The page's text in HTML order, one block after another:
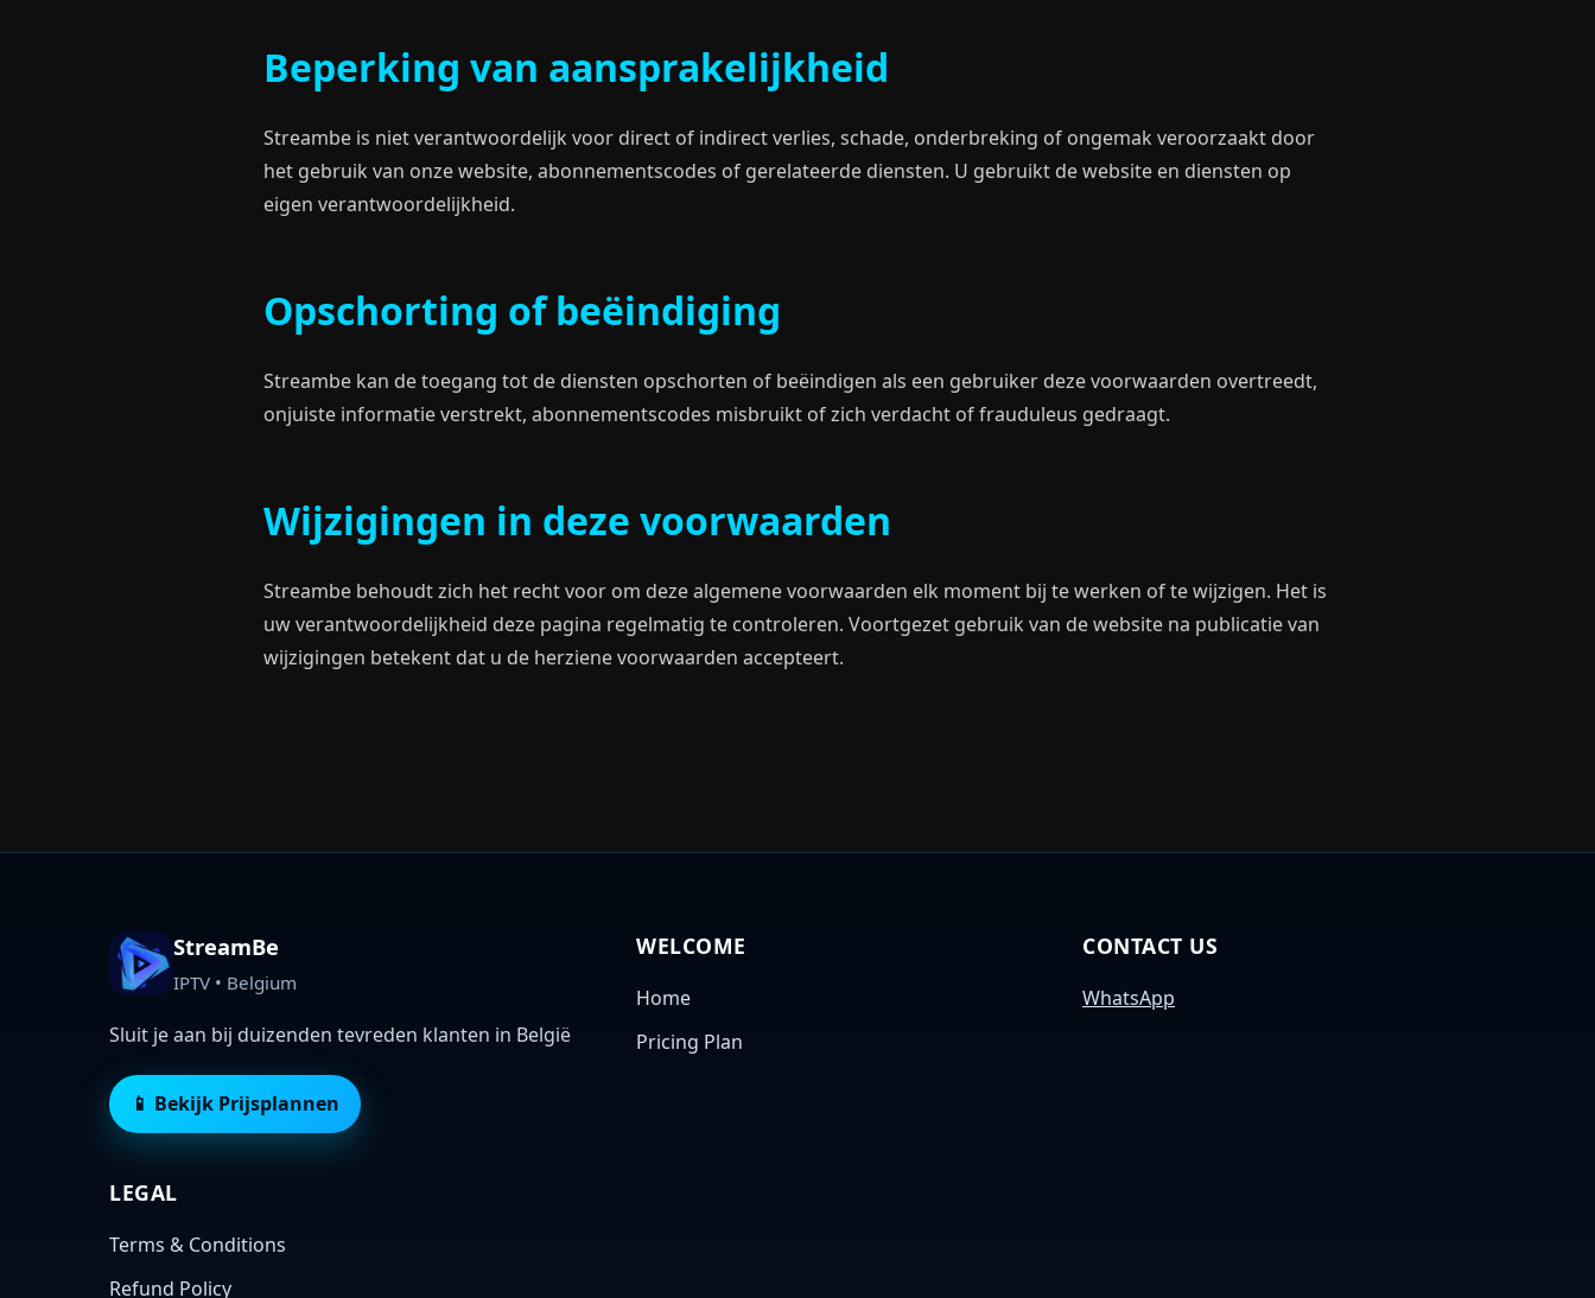
Beperking van aansprakelijkheid
Streambe is niet verantwoordelijk voor direct of indirect verlies, schade, onderbreking of ongemak veroorzaakt door
het gebruik van onze website, abonnementscodes of gerelateerde diensten. U gebruikt de website en diensten op
eigen verantwoordelijkheid.
Opschorting of beëindiging
Streambe kan de toegang tot de diensten opschorten of beëindigen als een gebruiker deze voorwaarden overtreedt,
onjuiste informatie verstrekt, abonnementscodes misbruikt of zich verdacht of frauduleus gedraagt.
Wijzigingen in deze voorwaarden
Streambe behoudt zich het recht voor om deze algemene voorwaarden elk moment bij te werken of te wijzigen. Het is
uw verantwoordelijkheid deze pagina regelmatig te controleren. Voortgezet gebruik van de website na publicatie van
wijzigingen betekent dat u de herziene voorwaarden accepteert.
StreamBe
IPTV • Belgium
Sluit je aan bij duizenden tevreden klanten in België
📱 Bekijk Prijsplannen
WELCOME
Home
Pricing Plan
CONTACT US
WhatsApp
LEGAL
Terms & Conditions
Refund Policy